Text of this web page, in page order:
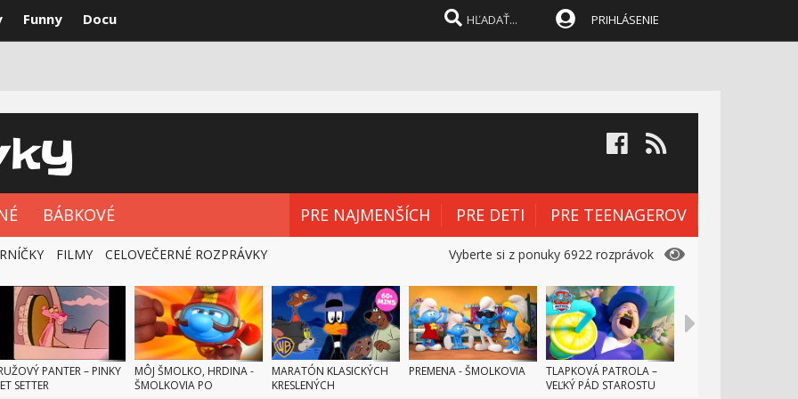
Funny Docu PRIHLÁSENIE
BÁBKOVÉ PRE NAJMENŠÍCH PRE DETI PRE TEENAGEROV
Vyberte si z ponuky 6922 rozprávok
FILMY CELOVEČERNÉ ROZPRÁVKY
PANTER – PINKY
SETTER
MÔJ ŠMOLKO, HRDINA -
ŠMOLKOVIA PO
MARATÓN KLASICKÝCH
KRESLENÝCH
PREMENA - ŠMOLKOVIA
TLAPKOVÁ PATROLA –
VEĽKÝ PÁD STAROSTU